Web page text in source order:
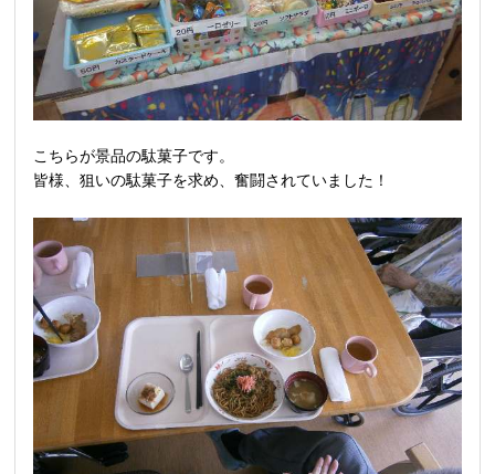
こちらが景品の駄菓子です。
皆様、狙いの駄菓子を求め、奮闘されていました！